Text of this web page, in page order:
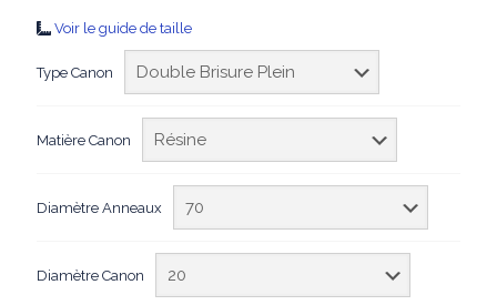
Voir le guide de taille
Type Canon
Matière Canon
Diamètre Anneaux
Diamètre Canon